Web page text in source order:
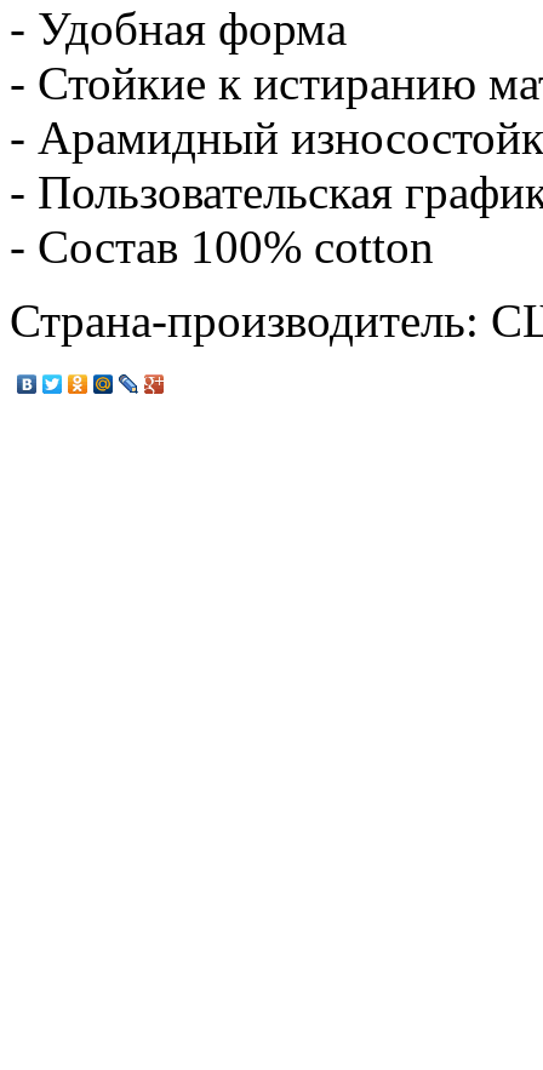
- Удобная форма
- Стойкие к истиранию
- Арамидный
- Пользовательская
- Состав 100% cotton
Страна-производитель: